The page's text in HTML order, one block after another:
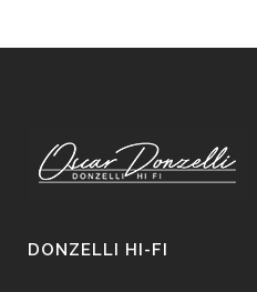
DONZELLI HI-FI